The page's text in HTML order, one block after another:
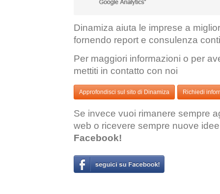
Dinamiza aiuta le imprese a
fornendo report e consulenza
Per maggiori informazioni o per
mettiti in contatto con noi
Approfondisci sul sito di Dinamiza Richiedi
Se invece vuoi rimanere sempre
web o ricevere sempre nuove
Facebook!